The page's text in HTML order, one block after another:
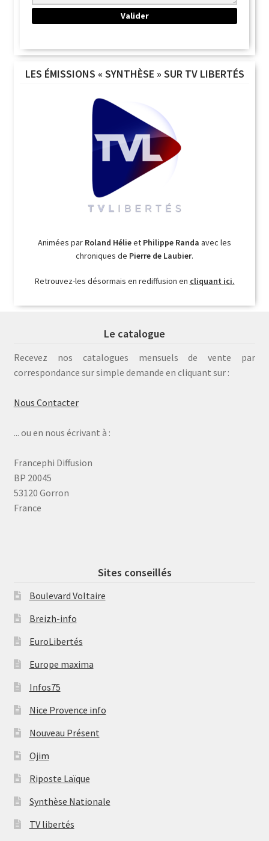
LES ÉMISSIONS « SYNTHÈSE » SUR TV LIBERTÉS
Animées par Roland Hélieet Philippe Randa avec les
chroniques de Pierre de Laubier.
Retrouvez-les désormais en rediffusion en cliquant ici.
Le catalogue
Recevez nos catalogues mensuels de vente par
correspondance sur simple demande en cliquant sur :
Nous Contacter
... ou en nous écrivant à :
Francephi Diffusion
BP 20045
53120 Gorron
France
Sites conseillés
Boulevard Voltaire
Breizh-info
EuroLibertés
Europe maxima
Infos75
Nice Provence info
Nouveau Présent
Ojim
Riposte Laïque
Synthèse Nationale
TV libertés